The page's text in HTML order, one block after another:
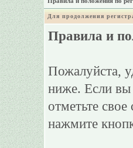
Для продолжения
Правила и
Пожалуйста,
ниже. Если вы
отметьте
нажмите